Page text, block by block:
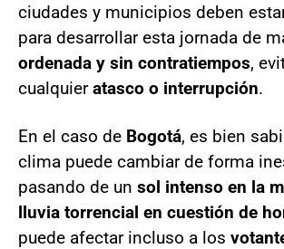
ciudades y municipios deben
para desarrollar esta jornada de
ordenada y sin contratiempos,
cualquieratasco o interrupción.
En el caso de Bogotá, es bien
clima puede cambiar de forma
pasando de un sol intenso en la
lluvia torrencial en cuestión de
puede afectar incluso a los